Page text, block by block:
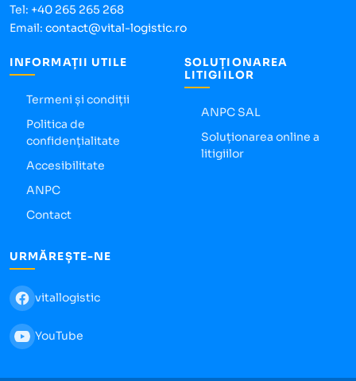
Tel: +40 265 265 268
Email: contact@vital-logistic.ro
INFORMAȚII UTILE
Termeni și condiții
Politica de
confidențialitate
Accesibilitate
ANPC
Contact
SOLUȚIONAREA
LITIGIILOR
ANPC SAL
Soluționarea online a
litigiilor
URMĂREȘTE-NE
vitallogistic
YouTube